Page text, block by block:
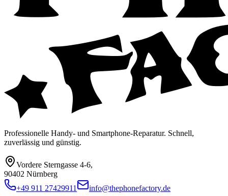
Professionelle Handy- und Smartphone-Reparatur. Schnell,
zuverlässig und günstig.
Vordere Sterngasse 4-6,
90402 Nürnberg
+49 911 27429911
info@thephonefactory.de